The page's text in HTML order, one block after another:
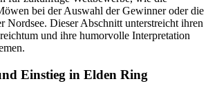
bei der Auswahl der Gewinner oder die
Nordsee. Dieser Abschnitt unterstreicht ihren
und ihre humorvolle Interpretation
Einstieg in Elden Ring